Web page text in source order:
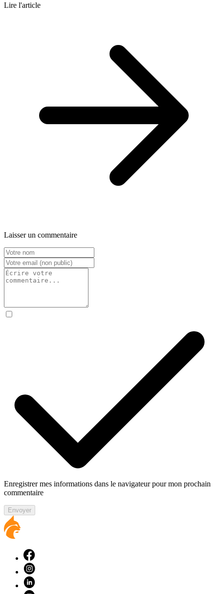
Lire l'article
Laisser un commentaire
Enregistrer mes informations dans le navigateur pour mon prochain
commentaire
Envoyer